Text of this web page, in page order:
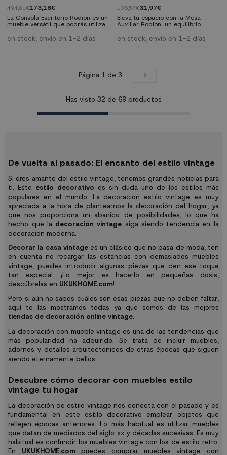
494,81€173,18€
La Consola Escritorio Rodion es un
mueble versátil que podrás utilizar
escritorio. Si buscas un mueble
recibidor vintage o un escritorio,
de muebles de la colección
Rodion y consigue una decoración
en stock, envío en 1-2 días
106,57€31,97€
Eleva tu espacio con la Mesa
Auxiliar Rodion, un equilibrio
funcionalidad. Fabricada con MDF
recubierto de chapa de madera
calidez y estabilidad. Compacta y
versátil, se adapta fácilmente a
en stock, envío en 1-2 días
Página 1 de 3
Has visto 32 de 69productos
De vuelta al pasado: El encanto del estilo vintage
Si eres amante del estilo vintage, tenemos grandes noticias para
ti. Este estilo decorativo es sin duda uno de los estilos más
populares en el mundo. La decoración estilo vintage es muy
apreciada a la hora de plantearnos la decoración del hogar, ya
que nos proporciona un abanico de posibilidades, lo que ha
hecho que ladecoración vintage siga siendo tendencia en la
decoración moderna.
Decorar la casa vintagees un clásico que no pasa de moda, ten
en cuenta no recargar las estancias con demasiados muebles
vintage, puedes introducir algunas piezas que den ese toque
tan especial. ¡Lo mejor es hacerlo en pequeñas dosis,
descúbrelas en UKUKHOME.com!
Pero si aún no sabes cuáles son esas piezas que no deben faltar,
aquí te las mostramos todas ya que somos de las mejores
tiendas de decoración online vintage.
La decoración con mueble vintage es una de las tendencias que
más popularidad ha adquirido. Se trata de incluir muebles,
adornos y detalles arquitectónicos de otras épocas que siguen
siendo eternamente bellos.
Descubre cómo decorar con muebles estilo
vintage tu hogar
La decoración de estilo vintage nos conecta con el pasado y es
fundamental en este estilo decorativo emplear objetos que
reflejen épocas anteriores. Lo más habitual es utilizar muebles
que datan de mediados del siglo xx y décadas sucesivas. Es muy
habitual es confundir los muebles vintage con los de estilo retro.
En UKUKHOME.compuedes comprar muebles vintage con